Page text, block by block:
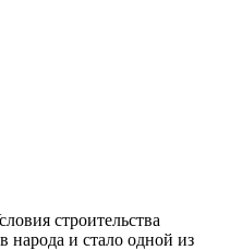
строительства
и стало одной из